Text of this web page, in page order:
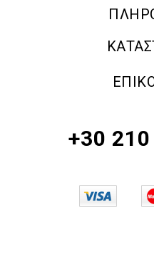
ERRE
ΠΟΛΙΤΙΚΗ
+30